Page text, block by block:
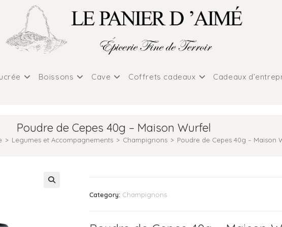
Boissons Cave Coffrets cadeaux Cadeaux
Poudre de Cepes 40g – Maison Wurfel
> Legumes et Accompagnements > Champignons > Poudre de Cepes 40g – Maison
Category: Champignons